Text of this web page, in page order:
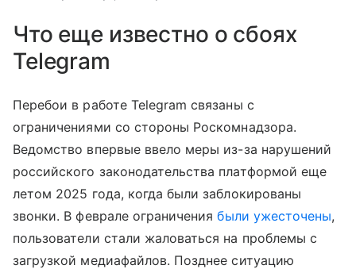
Что еще известно о сбоях
Telegram
Перебои в работе Telegram связаны с
ограничениями со стороны Роскомнадзора.
Ведомство впервые ввело меры из-за нарушений
российского законодательства платформой еще
летом 2025 года, когда были заблокированы
звонки. В феврале ограничениябыли ужесточены,
пользователи стали жаловаться на проблемы с
загрузкой медиафайлов. Позднее ситуацию